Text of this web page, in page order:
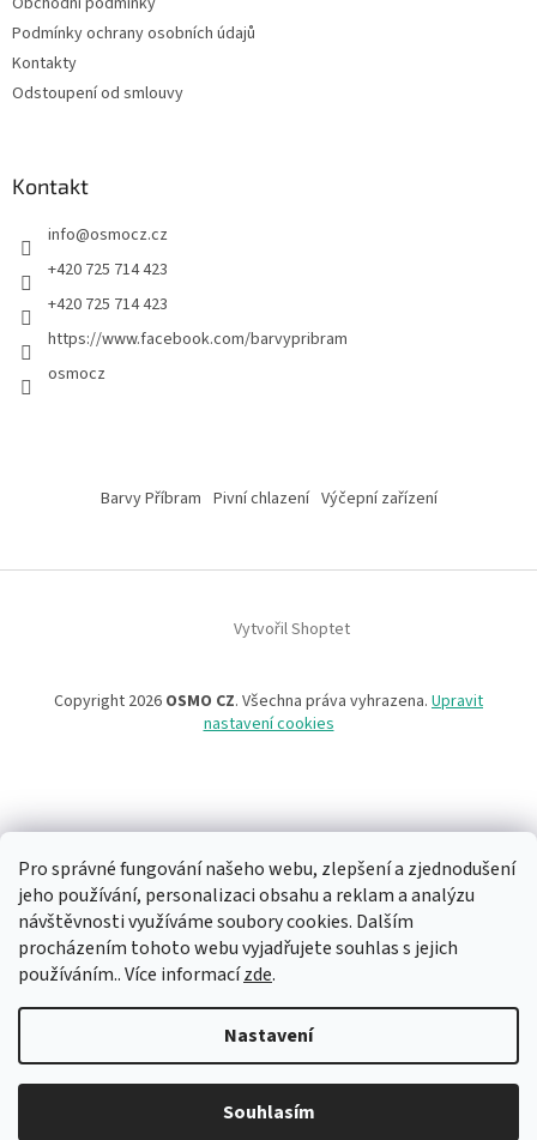
Pro správné fungování našeho webu, zlepšení a zjednodušení
jeho používání, personalizaci obsahu a reklam a analýzu
návštěvnosti využíváme soubory cookies. Dalším
procházením tohoto webu vyjadřujete souhlas s jejich
používáním.. Více informacízde.
Nastavení
Souhlasím
Podmínky ochrany osobních údajů
Kontakty
Odstoupení od smlouvy
Kontakt
info@osmocz.cz
+420 725 714 423
+420 725 714 423
https://www.facebook.com/barvypribram
osmocz
Barvy Příbram Pivní chlazení Výčepní zařízení
Vytvořil Shoptet
Copyright 2026 OSMO CZ. Všechna práva vyhrazena. Upravit
nastavení cookies